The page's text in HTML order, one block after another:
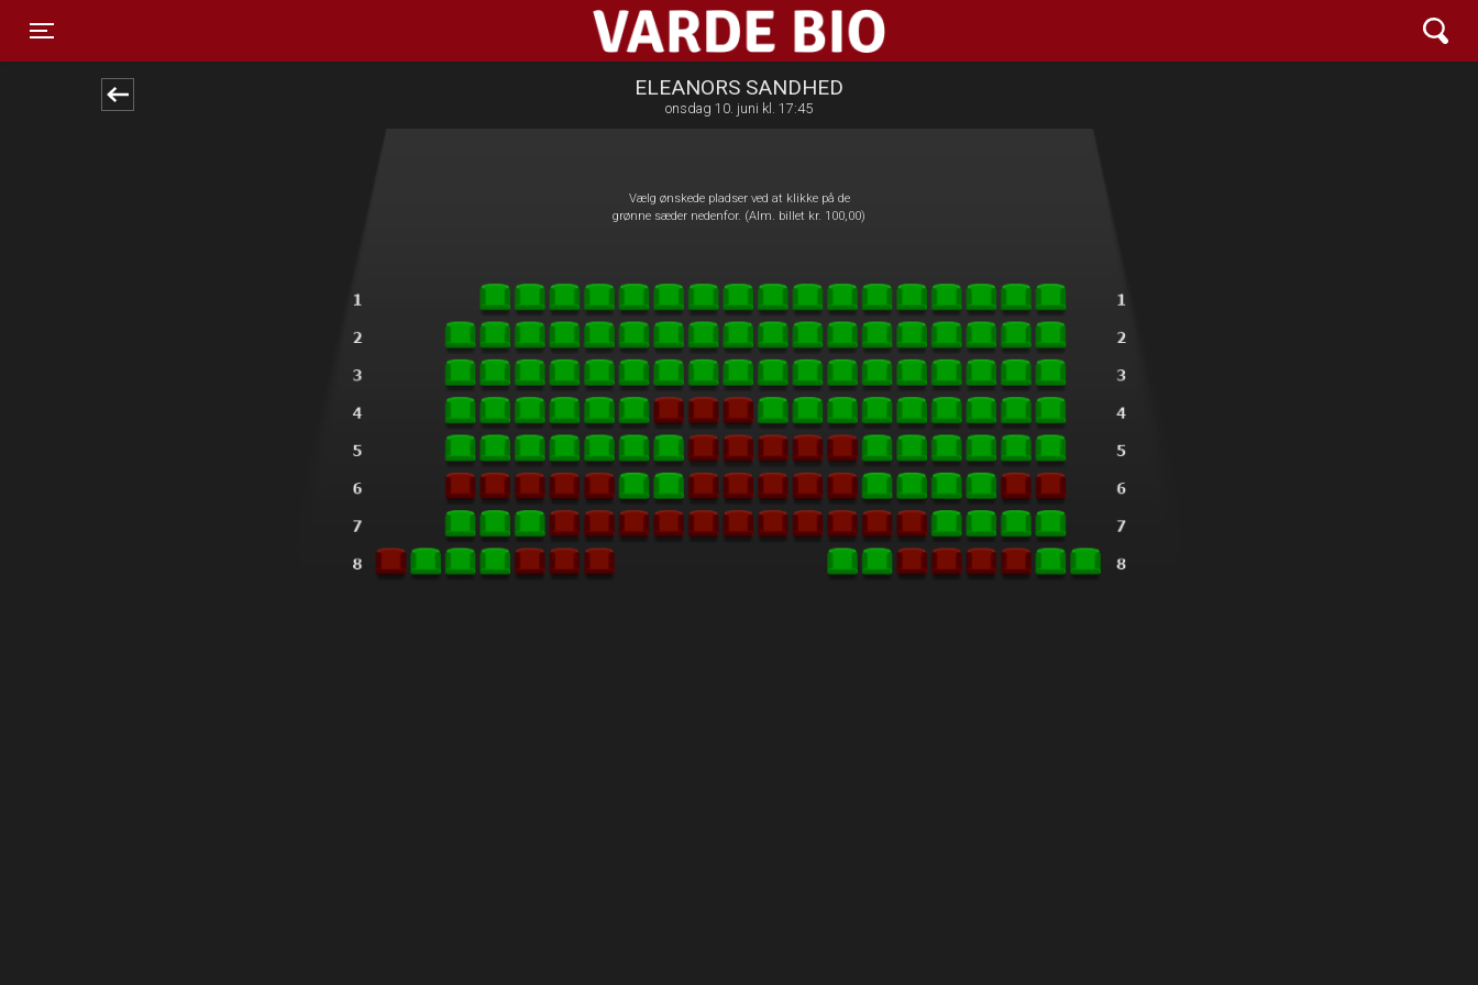
Varde Bio ApS
ELEANORS SANDHED
onsdag 10. juni kl. 17:45
Vælg ønskede pladser ved at klikke på de
grønne sæder nedenfor. (Alm. billet kr. 100,00)
front03-cc 031344